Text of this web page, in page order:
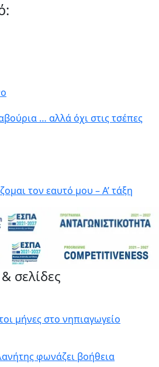
… αλλά όχι στις τσέπες
τον εαυτό μου – Α’ τάξη
σελίδες
μήνες στο νηπιαγωγείο
φωνάζει βοήθεια